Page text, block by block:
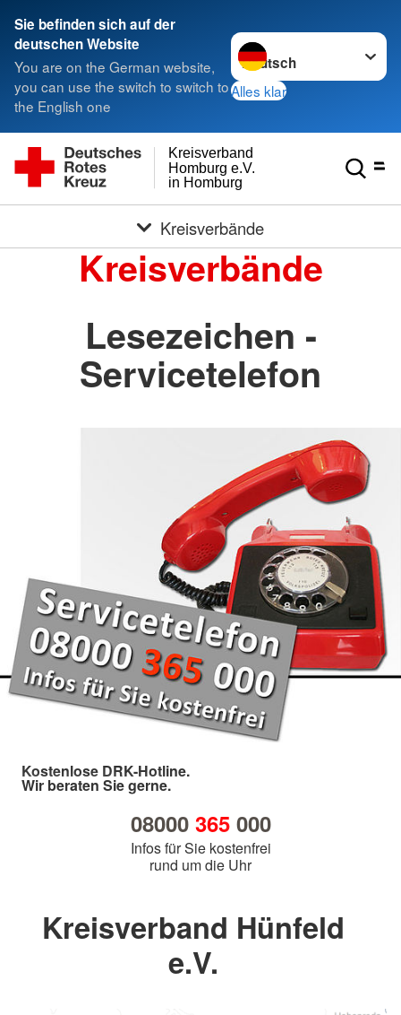
Sie befinden sich auf der
deutschen Website
You are on the German website,
you can use the switch to switch to
the English one
Sprache wechseln zu
Alles klar
in Homburg
Homburg e.V.
Kreisverband
Kreisverbände
Kreisverbände
Lesezeichen -
Servicetelefon
Kostenlose DRK-Hotline.
Wir beraten Sie gerne.
08000 365000
Infos für Sie kostenfrei
rund um die Uhr
Kreisverband Hünfeld
e.V.